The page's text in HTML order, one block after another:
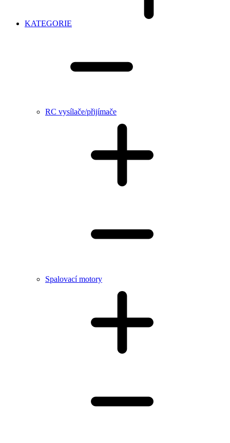
KATEGORIE
RC vysílače/přijímače
Spalovací motory